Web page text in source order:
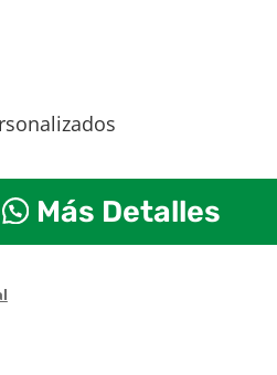
Más Detalles